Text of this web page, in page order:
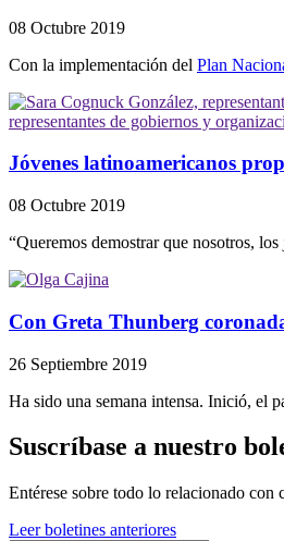
08 Octubre 2019
Con la implementación del Plan
Jóvenes latinoamericanos
08 Octubre 2019
“Queremos demostrar que nosotros,
Con Greta Thunberg
26 Septiembre 2019
Ha sido una semana intensa. Inició, el
Suscríbase a nuestro
Entérese sobre todo lo relacionado
Leer boletines anteriores